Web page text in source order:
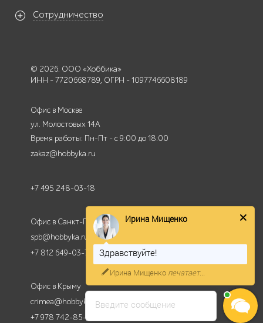
Сотрудничество
© 2026. ООО «Хоббика»
ИНН - 7720668789, ОГРН - 1097746608189
Офис в Москве
ул. Молостовых 14А
Время работы: Пн-Пт - с 9:00 до 18:00
zakaz@hobbyka.ru
+7 495 248-03-18
Офис в Санкт-Петербурге
spb@hobbyka.ru
+7 812 649-03-73
Офис в Крыму
crimea@hobbyka.ru
+7 978 742-85-95
Введите сообщение
Ирина Мищенко
Здравствуйте!
Ирина Мищенко печатает...